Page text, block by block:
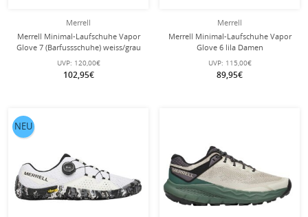
Merrell
Merrell Minimal-Laufschuhe Vapor
Glove 7 (Barfussschuhe) weiss/grau
UVP: 120,00€
102,95€
Merrell
Merrell Minimal-Laufschuhe Vapor
Glove 6 lila Damen
UVP: 115,00€
89,95€
NEU